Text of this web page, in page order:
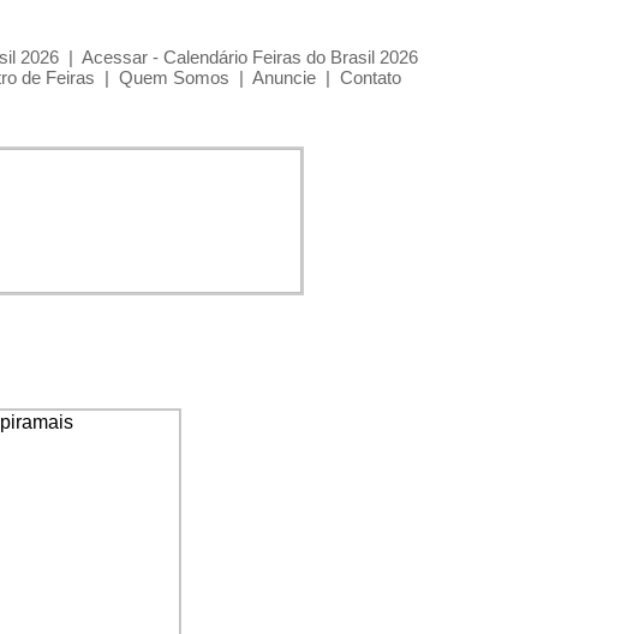
2026 | Acessar - Calendário Feiras do Brasil 2026
de Feiras | Quem Somos | Anuncie | Contato